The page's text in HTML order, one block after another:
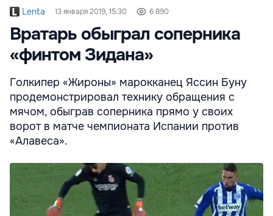
Lenta 13 января 2019, 15:30 6 890
Вратарь обыграл соперника
«финтом Зидана»
Голкипер «Жироны» марокканец Яссин Буну
продемонстрировал технику обращения с
мячом, обыграв соперника прямо у своих
ворот в матче чемпионата Испании против
«Алавеса».